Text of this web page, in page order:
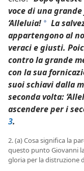
voce di una
‘Alleluia! a La
appartengono al
veraci e giusti.
contro la grande
con la sua
suoi schiavi dalla
seconda volta:
ascendere per i
3.
2. (a) Cosa significa la
questo punto Giovanni
gloria per la distruzione